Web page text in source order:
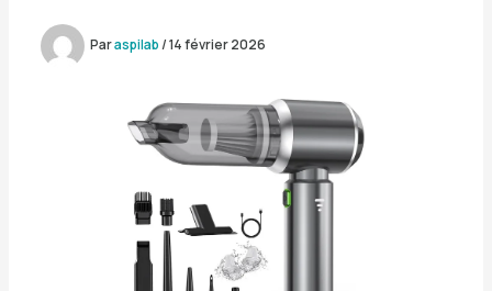
Paraspilab/14 février 2026